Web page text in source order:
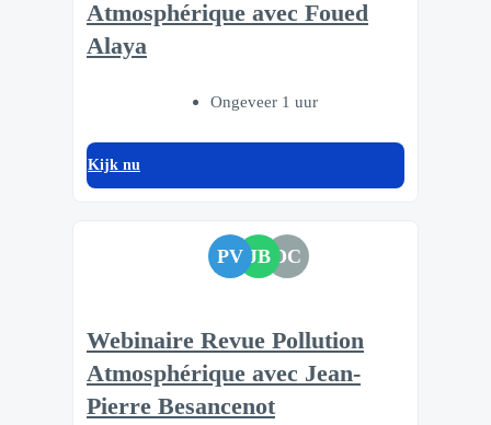
Atmosphérique avec Foued
Alaya
Ongeveer 1 uur
Kijk nu
PV JB DC
Webinaire Revue Pollution
Atmosphérique avec Jean-
Pierre Besancenot